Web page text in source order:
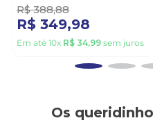
R$ 388,88
R$ 349,98
Em até 10x R$ 34,99 sem juros
Os